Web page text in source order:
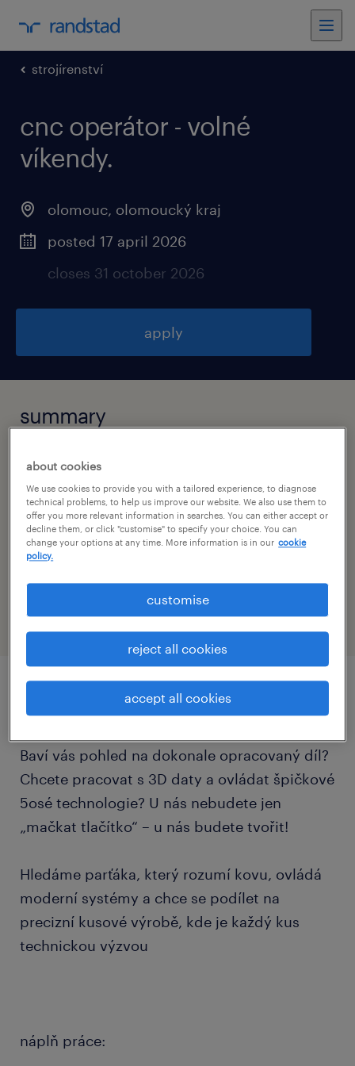
strojírenství
cnc operátor - volné
víkendy.
olomouc, olomoucký kraj
posted 17 april 2026
closes 31 october 2026
apply
summary
olomouc, olomoucký kraj
stálý úvazek
specialism
strojírenství
job details
Baví vás pohled na dokonale opracovaný díl?
Chcete pracovat s 3D daty a ovládat špičkové
5osé technologie? U nás nebudete jen
„mačkat tlačítko“ – u nás budete tvořit!
Hledáme parťáka, který rozumí kovu, ovládá
moderní systémy a chce se podílet na
precizní kusové výrobě, kde je každý kus
technickou výzvou
náplň práce:
about cookies
We use cookies to provide you with a tailored experience, to diagnose
technical problems, to help us improve our website. We also use them to
offer you more relevant information in searches. You can either accept or
decline them, or click "customise" to specify your choice. You can
change your options at any time. More information is in our cookie
policy.
customise
reject all cookies
accept all cookies